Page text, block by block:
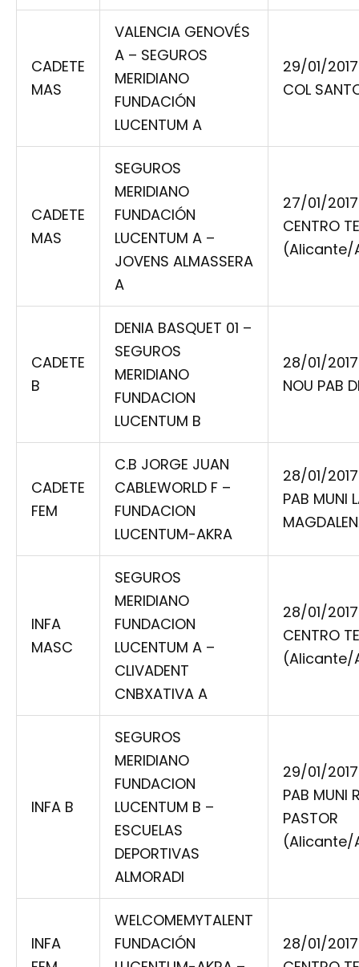
CADETE
MAS
VALENCIA GENOVÉS
A – SEGUROS
MERIDIANO
FUNDACIÓN
LUCENTUM A
29/01/
COL
CADETE
MAS
SEGUROS
MERIDIANO
FUNDACIÓN
LUCENTUM A –
JOVENS ALMASSERA
A
27/01/2017
CENTRO
CADETE
B
DENIA BASQUET 01 –
SEGUROS
MERIDIANO
FUNDACION
LUCENTUM B
28/01/
NOU PAB
CADETE
FEM
C.B JORGE JUAN
CABLEWORLD F –
FUNDACION
LUCENTUM-AKRA
28/01/
PAB MUNI
INFA
MASC
SEGUROS
MERIDIANO
FUNDACION
LUCENTUM A –
CLIVADENT
CNBXATIVA A
28/01/
CENTRO
INFA B
SEGUROS
MERIDIANO
FUNDACION
LUCENTUM B –
ESCUELAS
DEPORTIVAS
ALMORADI
29/01/
PAB MUNI
PASTOR
INFA
WELCOMEMYTALENT
FUNDACIÓN
28/01/